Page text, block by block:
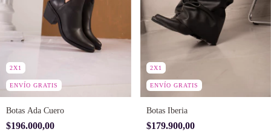
2X1
ENVÍO GRATIS
Botas Ada Cuero
$196.000,00
2X1
ENVÍO GRATIS
Botas Iberia
$179.900,00